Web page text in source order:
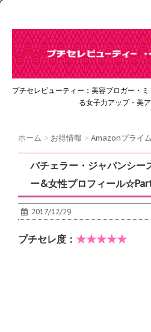
プチセレビューティー：美容ブロガー・
る女子力アップ・美
ホーム > お得情報 > Amazonプライム
バチェラー・ジャパンシー
ー&女性プロフィール
2017/12/29
プチセレ度： ★★★★★